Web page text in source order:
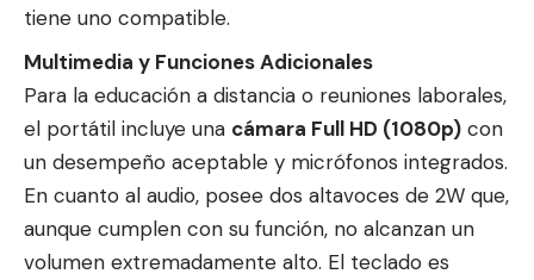
tiene uno compatible.
Multimedia y Funciones Adicionales
Para la educación a distancia o reuniones laborales,
el portátil incluye una cámara Full HD (1080p) con
un desempeño aceptable y micrófonos integrados.
En cuanto al audio, posee dos altavoces de 2W que,
aunque cumplen con su función, no alcanzan un
volumen extremadamente alto. El teclado es